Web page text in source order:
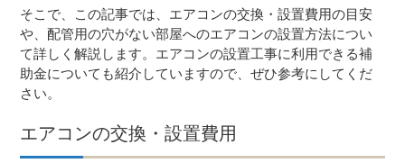
そこで、この記事では、エアコンの交換・設置費用の目安
や、配管用の穴がない部屋へのエアコンの設置方法につい
て詳しく解説します。エアコンの設置工事に利用できる補
助金についても紹介していますので、ぜひ参考にしてくだ
さい。
エアコンの交換・設置費用